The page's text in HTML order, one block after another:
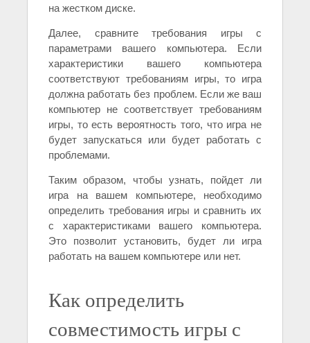
на жестком диске.
Далее, сравните требования игры с
параметрами вашего компьютера. Если
характеристики вашего компьютера
соответствуют требованиям игры, то игра
должна работать без проблем. Если же ваш
компьютер не соответствует требованиям
игры, то есть вероятность того, что игра не
будет запускаться или будет работать с
проблемами.
Таким образом, чтобы узнать, пойдет ли
игра на вашем компьютере, необходимо
определить требования игры и сравнить их
с характеристиками вашего компьютера.
Это позволит установить, будет ли игра
работать на вашем компьютере или нет.
Как определить
совместимость игры с